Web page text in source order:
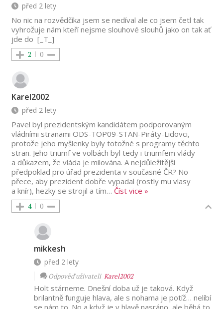
před 2 lety
No nic na rozvědčíka jsem se nedíval ale co jsem četl tak
vyhrožuje nám kteří nejsme slouhové slouhů jako on tak ať
jde do [_T_]
2 0
Karel2002
před 2 lety
Pavel byl prezidentským kandidátem podporovaným
vládními stranami ODS-TOP09-STAN-Piráty-Lidovci,
protože jeho myšlenky byly totožné s programy těchto
stran. Jeho triumf ve volbách byl tedy i triumfem vlády
a důkazem, že vláda je milována. A nejdůležitější
předpoklad pro úřad prezidenta v současné ČR? No
přece, aby prezident dobře vypadal (rostly mu vlasy
a knír), hezky se strojil a tím… Číst vice »
4 0
mikkesh
před 2 lety
Odpověď uživateli Karel2002
Holt stárneme. Dnešní doba už je taková. Když
brilantně funguje hlava, ale s nohama je potíž… nelíbí
se nám to. No a když je v hlavě nasráno, ale běhá to